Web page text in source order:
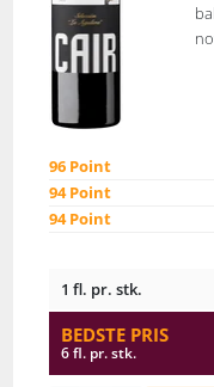
96 Point
94 Point
94 Point
1 fl. pr. stk.
BEDSTE PRIS
6 fl. pr. stk.